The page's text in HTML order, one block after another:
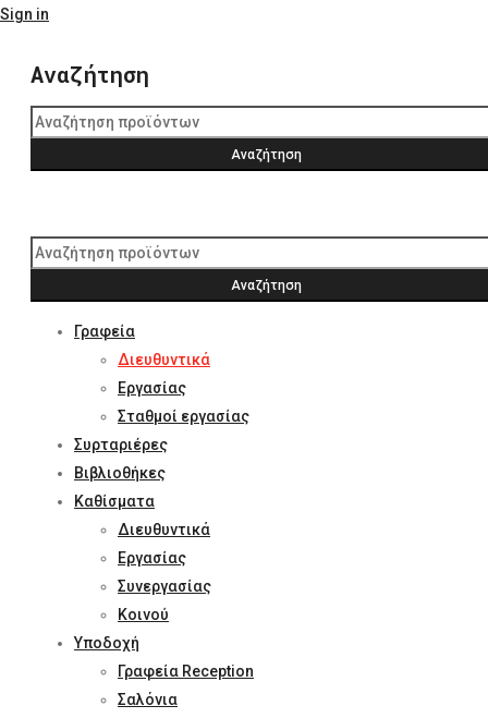
Αναζήτηση
Γραφεία
Διευθυντικά
Εργασίας
Σταθμοί εργασίας
Συρταριέρες
Βιβλιοθήκες
Καθίσματα
Διευθυντικά
Εργασίας
Συνεργασίας
Κοινού
Υποδοχή
Γραφεία Reception
Σαλόνια
Sign in